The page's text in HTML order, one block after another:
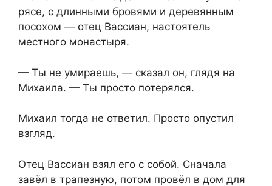
рясе, с длинными бровями и деревянным
посохом — отец Вассиан, настоятель
местного монастыря.
— Ты не умираешь, — сказал он, глядя на
Михаила. — Ты просто потерялся.
Михаил тогда не ответил. Просто опустил
взгляд.
Отец Вассиан взял его с собой. Сначала
завёл в трапезную, потом провёл в дом для